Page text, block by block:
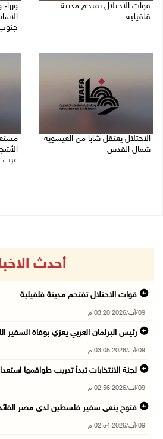
قوات الاحتلال تقتحم مدينة
قلقيلية
الاحتلال يعتقل شابا من العيسوية
شمال القدس
غرب
أحدث
قوات الاحتلال تقتحم مدينة قلقيلية
09/آب/2026 03:20 م
رئيس البرلمان العربي يعزي بوفاة السفير
09/آب/2026 03:05 م
لجنة الانتخابات تبدأ تدريب طواقمها
09/آب/2026 02:56 م
فتوح ينعى سفير فلسطين لدى مصر
09/آب/2026 02:54 م